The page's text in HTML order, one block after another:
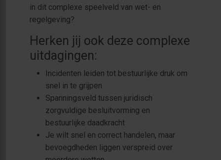
in dit complexe speelveld van wet- en
regelgeving?
Herken jij ook deze complexe
uitdagingen:
Incidenten leiden tot bestuurlijke druk om
snel in te grijpen
Spanningsveld tussen juridisch
zorgvuldige besluitvorming en
bestuurlijke daadkracht
Je wilt snel en correct handelen, maar
bevoegdheden liggen verspreid over